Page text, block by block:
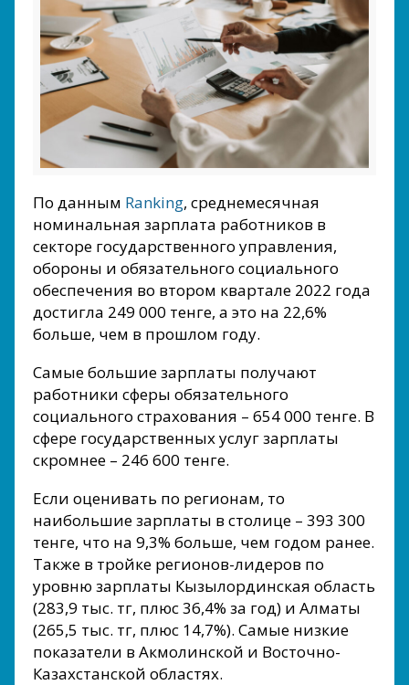
По данным Ranking, среднемесячная
номинальная зарплата работников в
секторе государственного управления,
обороны и обязательного социального
обеспечения во втором квартале 2022 года
достигла 249 000 тенге, а это на 22,6%
больше, чем в прошлом году.
Самые большие зарплаты получают
работники сферы обязательного
социального страхования – 654 000 тенге. В
сфере государственных услуг зарплаты
скромнее – 246 600 тенге.
Если оценивать по регионам, то
наибольшие зарплаты в столице – 393 300
тенге, что на 9,3% больше, чем годом ранее.
Также в тройке регионов-лидеров по
уровню зарплаты Кызылординская область
(283,9 тыс. тг, плюс 36,4% за год) и Алматы
(265,5 тыс. тг, плюс 14,7%). Самые низкие
показатели в Акмолинской и Восточно-
Казахстанской областях.